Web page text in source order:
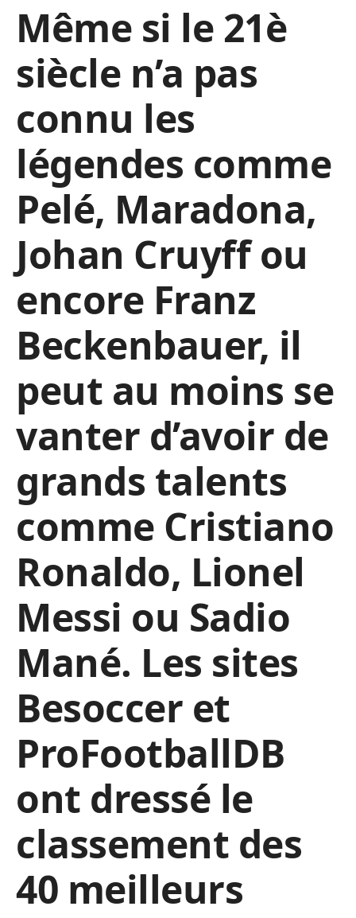
Même si le 21è
siècle n’a pas
connu les
légendes comme
Pelé, Maradona,
Johan Cruyff ou
encore Franz
Beckenbauer, il
peut au moins se
vanter d’avoir de
grands talents
comme Cristiano
Ronaldo, Lionel
Messi ou Sadio
Mané. Les sites
Besoccer et
ProFootballDB
ont dressé le
classement des
40 meilleurs